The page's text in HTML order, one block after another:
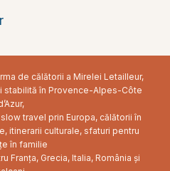
de călătorii a Mirelei Letailleur,
stabilită în Provence-Alpes-Côte
travel prin Europa, călătorii în
itinerarii culturale, sfaturi pentru
în familie
Franța, Grecia, Italia, România și